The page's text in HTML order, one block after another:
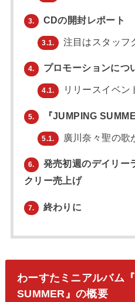
3. CDの開封レポート
3.1. 注目はスタッフ
4. プロモーションにつ
4.1. リリースイベン
5. 『JUMPING
5.1. 廣川奈々聖の歌
6.
発売初週のデイリー
クリー売上げ
7. 終わりに
わーすたミニアルバム
SUMMER』の概要